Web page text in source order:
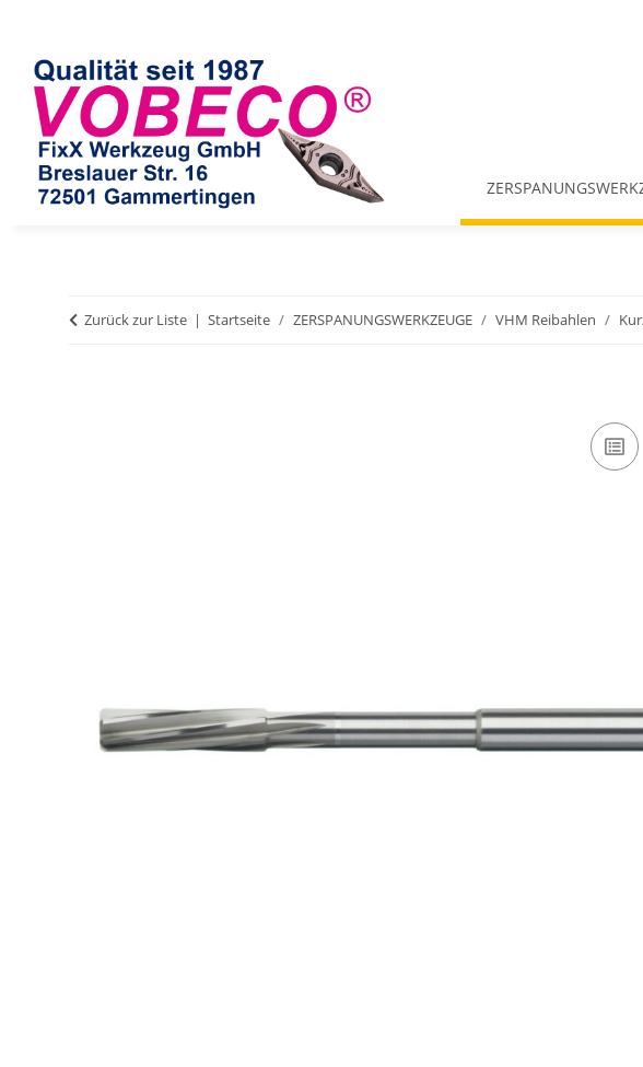
Zurück zur Liste Startseite ZERSPANUNGSWERKZEUGE VHM Reibahlen